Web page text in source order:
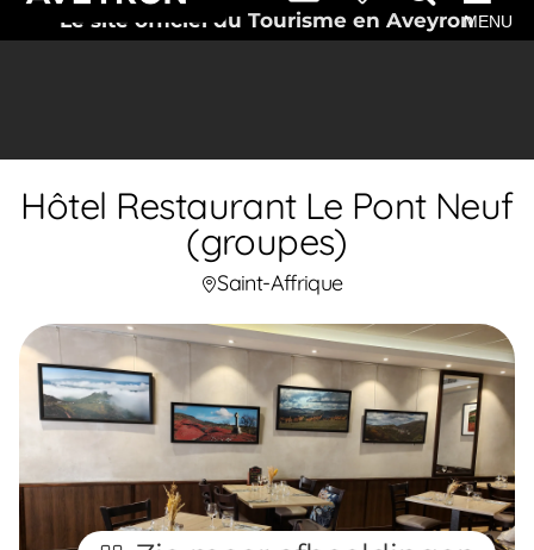
Le site officiel du Tourisme en AveyronMENU
Hôtel Restaurant Le Pont Neuf
(groupes)
Saint-Affrique